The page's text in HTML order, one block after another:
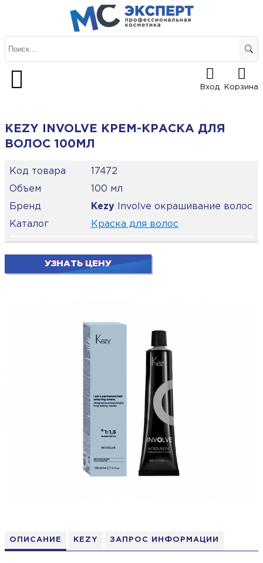
Вход Корзина
ОПИСАНИЕ KEZY ЗАПРОС ИНФОРМАЦИИ
KEZY INVOLVE КРЕМ-КРАСКА ДЛЯ
ВОЛОС 100МЛ
Код товара
17472
Объем
100 мл
Бренд
Kezy Involve окрашивание волос
Каталог
Краска для волос
УЗНАТЬ ЦЕНУ